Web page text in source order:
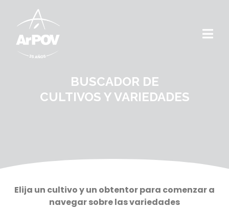
BUSCADOR DE
CULTIVOS Y VARIEDADES
Elija un cultivo y un obtentor para comenzar a
navegar sobre las variedades